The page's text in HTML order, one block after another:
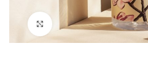
Clique para ampliar